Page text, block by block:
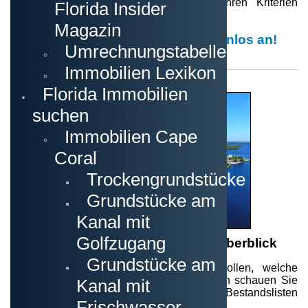
Florida Insider
Magazin
Umrechnungstabellen
Immobilien Lexikon
Florida Immobilien
suchen
Immobilien Cape
Coral
Trockengrundstücke
Grundstücke am
Kanal mit
Golfzugang
Grundstücke am
Kanal mit
entspricht.
Melden Sie sich jetzt hier kostenlos an!
Florida Immobilien im Schnellüberblick
Sollten Sie einfach mal schnuppern wollen, welche
Objekte es in unserer Region so gibt, dann schauen Sie
sich die nach Städten vorausgewerteten Bestandslisten